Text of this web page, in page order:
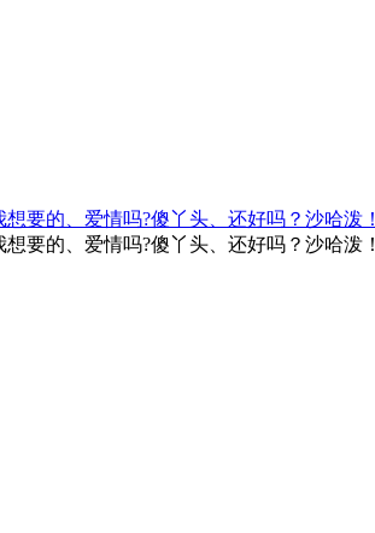
要的、爱情吗?傻丫头、还好吗？沙哈泼！
要的、爱情吗?傻丫头、还好吗？沙哈泼！